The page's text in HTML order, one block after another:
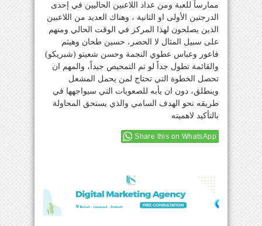
ممارساً للعبة ومن عداد اللاعبين الحاليين في إحدى
الدرجتين الأولى او الثانية ، وهناك العديد من اللاعبين
الذين يصلحون لهذا المركز في الوقت الحالي ومنهم
على سبيل المثال لا الحصر، حسين طحان وهيثم
فاعور وعباس عطوي النجمة وحسن شعيتو (شبريكو)
والقائمة تطول جداً لو تم التمحيص جيداً، والمهم ان
تحصل الخطوة التي تحتاج لمن يحمل المشعل
وينطلق، دون ان يأبه للصعوبات التي سيواجهها في
طريقه نحو الهدف السامي والذي يستحق المحاولة
بالتأكيد لاهميته
Share this on WhatsApp